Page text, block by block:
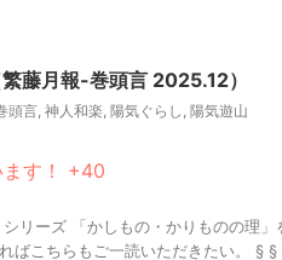
藤月報-巻頭言 2025.12）
頭言, 神人和楽, 陽気ぐらし , 陽気遊山
ます！ +40
リーズ 「かしもの・かりものの理」
ばこちらもご一読いただきたい。 §